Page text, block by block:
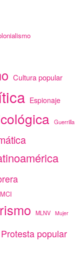
Cultura popular
Espionaje
Guerrilla
MCI
MLNV Mujer
Protesta popular